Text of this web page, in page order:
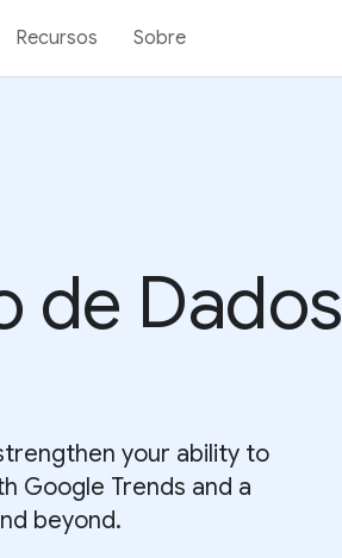
Recursos Sobre
de Dados
your ability to
Google Trends and a
beyond.